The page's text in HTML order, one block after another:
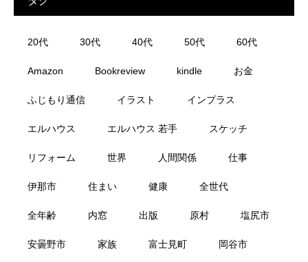
20代 30代 40代 50代 60代
Amazon Bookreview kindle お金
ふじもり通信 イラスト インプラス
エルハウス エルハウス 若手 スケッチ
リフォーム 世界 人間関係 仕事
伊那市 住まい 健康 全世代
全年齢 内窓 出版 原村 塩尻市
安曇野市 家族 富士見町 岡谷市